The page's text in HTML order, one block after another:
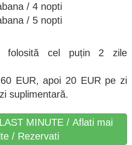
/ 4 nopti
/ 5 nopti
folosită cel puțin 2 zile
EUR, apoi 20 EUR pe zi
suplimentară.
MINUTE / Aflati mai
/ Rezervati